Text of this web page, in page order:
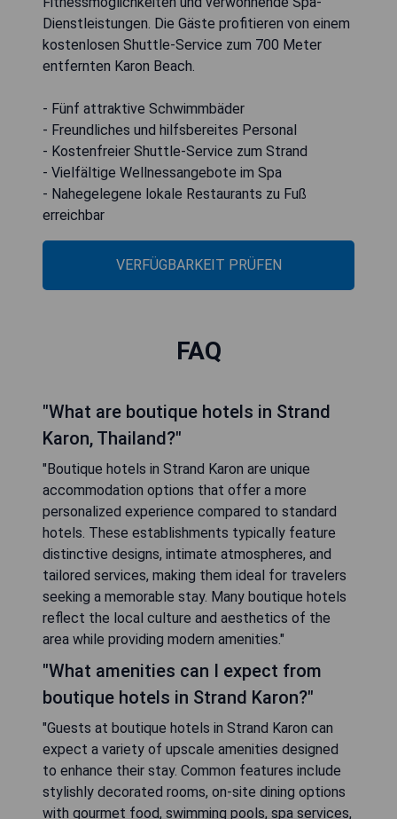
Dienstleistungen. Die Gäste profitieren von einem
kostenlosen Shuttle-Service zum 700 Meter
entfernten Karon Beach.
- Fünf attraktive Schwimmbäder
- Freundliches und hilfsbereites Personal
- Kostenfreier Shuttle-Service zum Strand
- Vielfältige Wellnessangebote im Spa
- Nahegelegene lokale Restaurants zu Fuß
erreichbar
VERFÜGBARKEIT PRÜFEN
FAQ
"What are boutique hotels in Strand
Karon, Thailand?"
"Boutique hotels in Strand Karon are unique
accommodation options that offer a more
personalized experience compared to standard
hotels. These establishments typically feature
distinctive designs, intimate atmospheres, and
tailored services, making them ideal for travelers
seeking a memorable stay. Many boutique hotels
reflect the local culture and aesthetics of the
area while providing modern amenities."
"What amenities can I expect from
boutique hotels in Strand Karon?"
"Guests at boutique hotels in Strand Karon can
expect a variety of upscale amenities designed
to enhance their stay. Common features include
stylishly decorated rooms, on-site dining options
with gourmet food, swimming pools, spa services,